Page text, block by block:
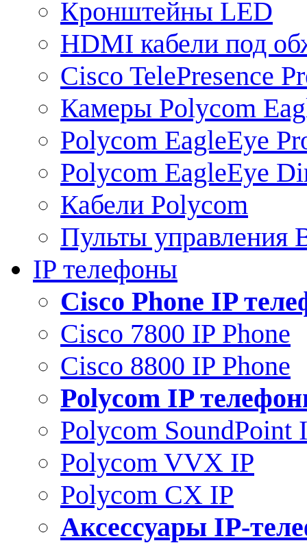
Кронштейны LED
HDMI кабели под
Cisco TelePresence
Камеры Polycom
Polycom EagleEye
Polycom EagleEye
Кабели Polycom
Пульты управления
IP телефоны
Сisco Phone IP
Cisco 7800 IP Phone
Cisco 8800 IP Phone
Polycom IP
Polycom SoundPoint
Polycom VVX IP
Polycom CX IP
Аксессуары IP-